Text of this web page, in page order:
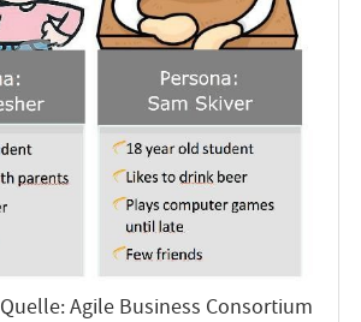
Quelle: Agile Business Consortium